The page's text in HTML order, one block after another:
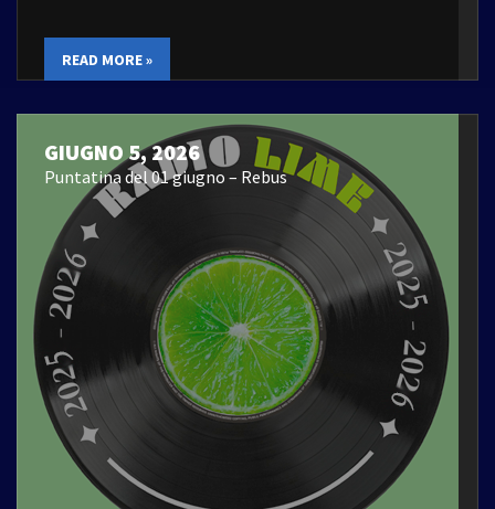
READ MORE »
GIUGNO 5, 2026
Puntatina del 01 giugno – Rebus